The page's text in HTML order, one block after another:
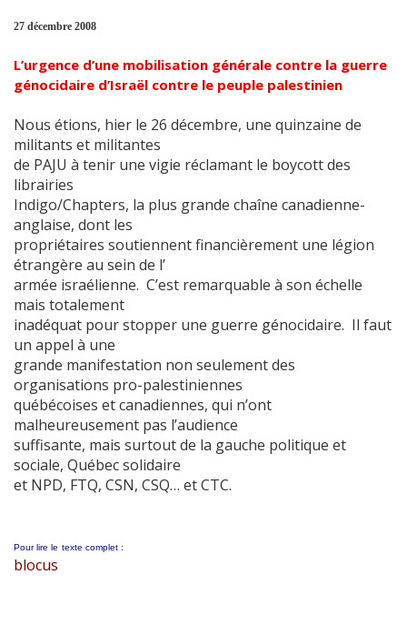
27 décembre 2008
L’urgence d’une mobilisation générale contre la guerre
génocidaire d’Israël contre le peuple palestinien
Nous étions, hier le 26 décembre, une quinzaine de
militants et militantes
de PAJU à tenir une vigie réclamant le boycott des
librairies
Indigo/Chapters, la plus grande chaîne canadienne-
anglaise, dont les
propriétaires soutiennent financièrement une légion
étrangère au sein de l’
armée israélienne. C’est remarquable à son échelle
mais totalement
inadéquat pour stopper une guerre génocidaire. Il faut
un appel à une
grande manifestation non seulement des
organisations pro-palestiniennes
québécoises et canadiennes, qui n’ont
malheureusement pas l’audience
suffisante, mais surtout de la gauche politique et
sociale, Québec solidaire
et NPD, FTQ, CSN, CSQ… et CTC.
Pour lire le texte complet :
blocus